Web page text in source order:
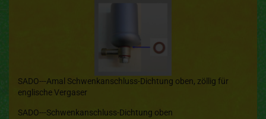
SADO---Amal Schwenkanschluss-Dichtung oben, zöllig für
englische Vergaser
SADO---Schwenkanschluss-Dichtung oben